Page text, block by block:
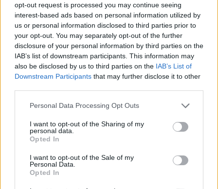
opt-out request is processed you may continue seeing
interest-based ads based on personal information utilized by
us or personal information disclosed to third parties prior to
your opt-out. You may separately opt-out of the further
disclosure of your personal information by third parties on the
IAB’s list of downstream participants. This information may
also be disclosed by us to third parties on the IAB’s List of
Downstream Participants that may further disclose it to other
Please note that this website/app uses one or more Google
not limited to your visit or usage behaviour. You may click to
grant or deny consent to Google and its third-party tags to
use your data for below specified purposes in below Google
consent section.
Personal Data Processing Opt Outs
I want to opt-out of the Sharing of my
personal data.
Opted In
I want to opt-out of the Sale of my
Personal Data.
Opted In
2000 /2000
Υποβολή σχολίου
Όροι Χρήσης. Το site προστατεύεται από reCAPTCHA, ισχύουν
Πολιτική Απορρήτου&Όροι Χρήσηςτης Google.
Media
ΣΙΑ ΚΟΣΙΩΝΗ
ΣΚΑΙ ΧΡΙΣΤΙΝΑ ΣΟΥΖΗ
Share:
ενημερωθείτε πρώτοι για όλη την ειδησεογραφία και τα
τελευταία νέατης ημέρας